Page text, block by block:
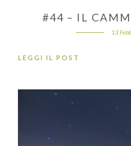
#44 – IL
13
LEGGI IL POST